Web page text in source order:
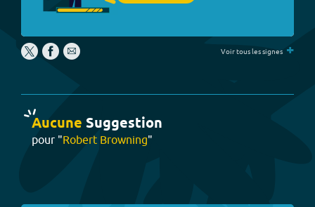
Voir tous les signes +
Aucune Suggestion
pour "Robert Browning"